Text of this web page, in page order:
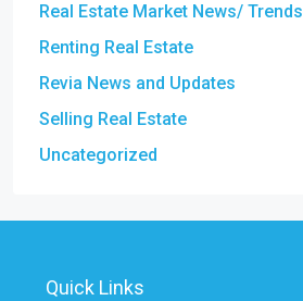
Real Estate Market News/ Trends
Renting Real Estate
Revia News and Updates
Selling Real Estate
Uncategorized
Quick Links